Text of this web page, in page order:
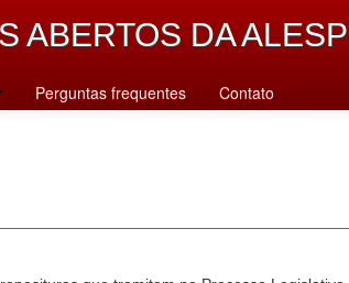
ABERTOS DA ALESP
Perguntas frequentes Contato